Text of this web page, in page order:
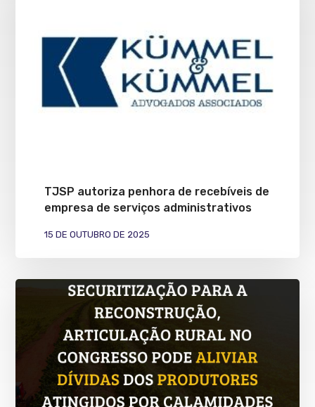
TJSP autoriza penhora de recebíveis de
empresa de serviços administrativos
15 DE OUTUBRO DE 2025